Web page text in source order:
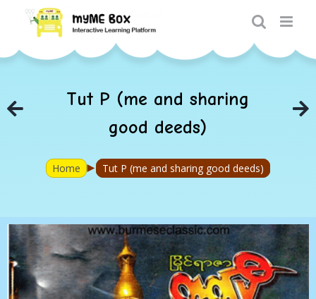
content
Tut P (me and sharing
good deeds)
Home ► Tut P (me and sharing good deeds)